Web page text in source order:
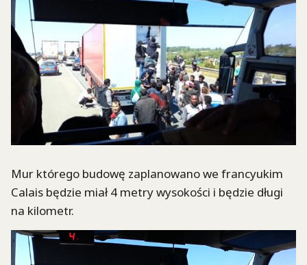
Mur którego budowę zaplanowano we francyukim
Calais będzie miał 4 metry wysokości i będzie długi
na kilometr.